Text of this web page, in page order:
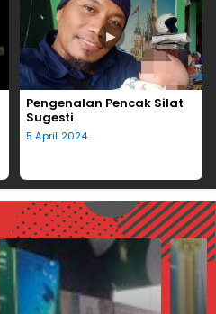
▶
Pengenalan Pencak Silat
Sugesti
5 April 2024